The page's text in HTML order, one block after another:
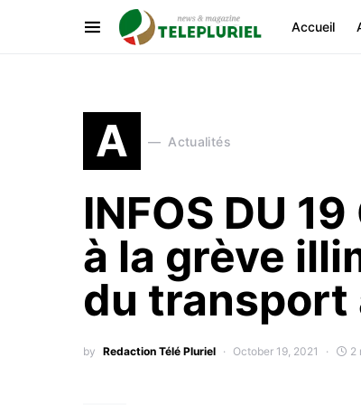
Accueil
A Actualités
INFOS DU
à la grève
du transport
by Redaction Télé Pluriel October 19, 2021 2